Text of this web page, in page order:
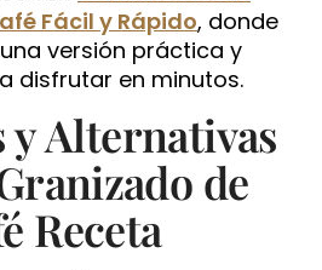
Fácil y Rápido, donde
versión práctica y
disfrutar en minutos.
y Alternativas
de
Receta